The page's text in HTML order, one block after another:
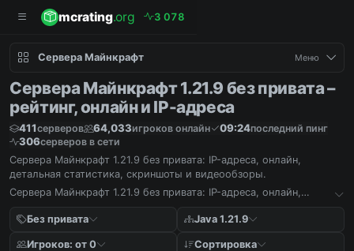
mcrating.org 3 078
Сервера Майнкрафт Меню
Сервера Майнкрафт 1.21.9 без привата –
рейтинг, онлайн и IP-адреса
411серверов 64,033игроков онлайн 09:24последний пинг
306серверов в сети
Сервера Майнкрафт 1.21.9 без привата: IP-адреса, онлайн,
детальная статистика, скриншоты и видеообзоры.
Сервера Майнкрафт 1.21.9 без привата: IP-адреса, онлайн,
Без привата
Java 1.21.9
Игроков: от 0 Сортировка